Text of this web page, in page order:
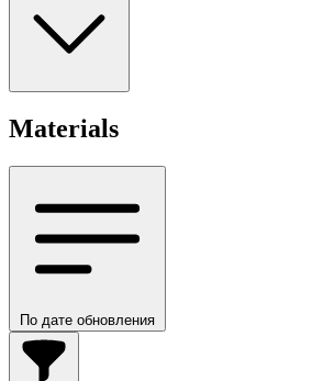
Materials
По дате обновления